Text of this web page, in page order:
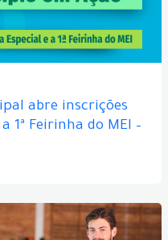
abre inscrições
1ª Feirinha do MEI –